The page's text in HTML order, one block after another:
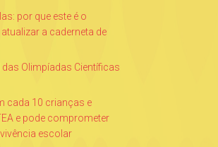
por que este é o
a caderneta de
Olimpíadas Científicas
cada 10 crianças e
e pode comprometer
escolar